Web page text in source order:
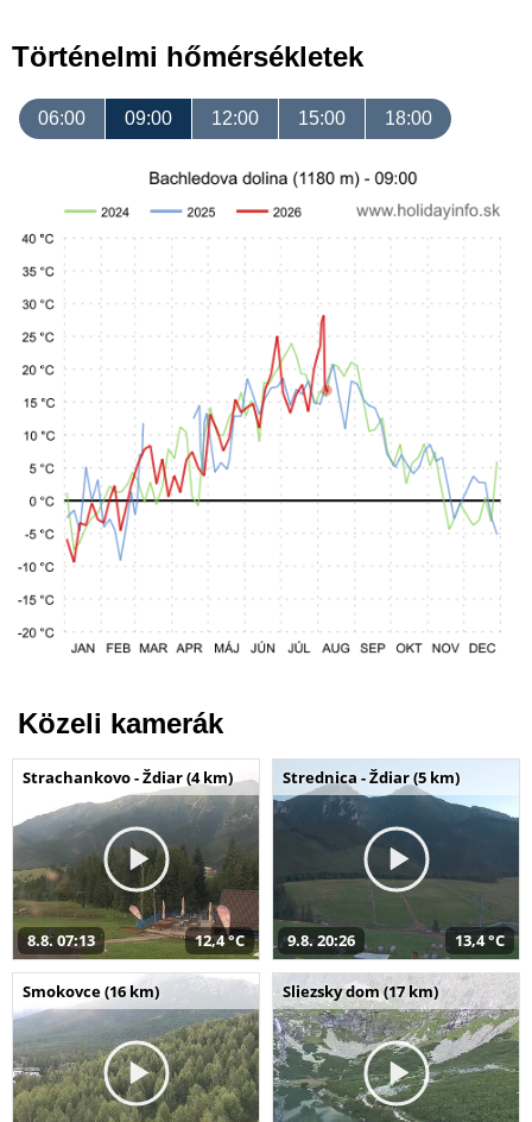
Történelmi hőmérsékletek
06:00 09:00 12:00 15:00 18:00
Közeli kamerák
Strachankovo - Ždiar (4 km)
8.8. 07:13 12,4 °C
Strednica - Ždiar (5 km)
9.8. 20:26 13,4 °C
Smokovce (16 km) Sliezsky dom (17 km)